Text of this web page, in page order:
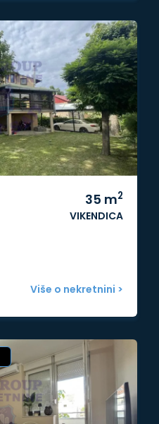
35 m2
VIKENDICA
Više o nekretnini >